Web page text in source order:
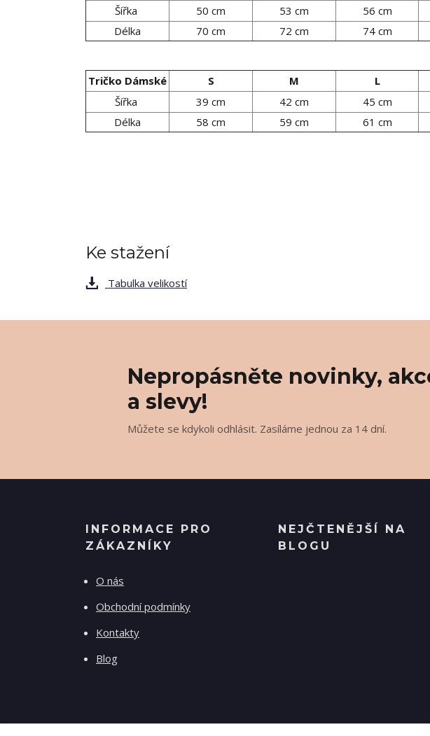
Šířka
50 cm 53 cm 56 cm
Délka
70 cm 72 cm 74 cm
Tričko Dámské S M L
Šířka
39 cm 42 cm 45 cm
Délka
58 cm 59 cm 61 cm
Ke stažení
Tabulka velikostí
Nepropásněte novinky,
a slevy!
Můžete se kdykoli odhlásit. Zasíláme jednou za 14 dní.
INFORMACE PRO
ZÁKAZNÍKY
O nás
Obchodní podmínky
Kontakty
Blog
NEJČTENĚJŠÍ NA
BLOGU